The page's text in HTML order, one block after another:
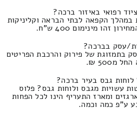
רפואי באיזור ברכה?
במהלך הקפאה לבתי הבראה וקליניקות
זהו מינימום 400 ש"ח.
עסק בברכה?
בתמזוגת של פירוק והרכבת הפריטים
₪.
גבס בעיר ברכה?
עשויות מגבס ולוחות גבס? פלוס
ומארז התעריף הינו לכל הפחות